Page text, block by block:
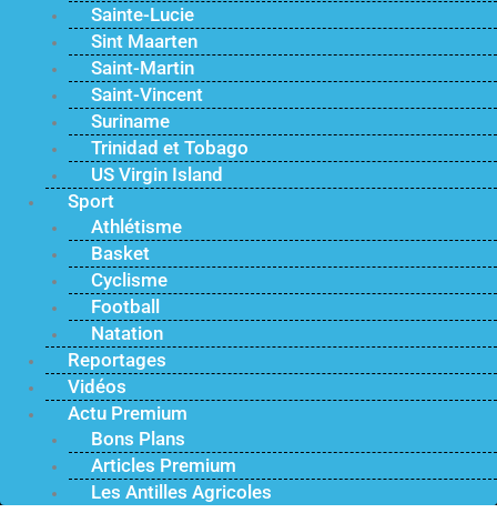
Sainte-Lucie
Sint Maarten
Saint-Martin
Saint-Vincent
Suriname
Trinidad et Tobago
US Virgin Island
Sport
Athlétisme
Basket
Cyclisme
Football
Natation
Reportages
Vidéos
Actu Premium
Bons Plans
Articles Premium
Les Antilles Agricoles